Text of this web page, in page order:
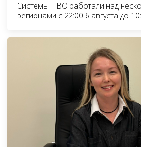
Системы ПВО работали над
регионами с 22:00 6 августа до